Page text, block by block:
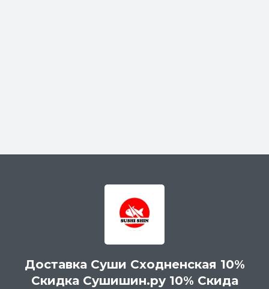
Доставка Суши Сходненская 10%
Скидка Сушишин.ру 10% Скида